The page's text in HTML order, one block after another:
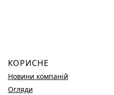
КОРИСНЕ
Новини компаній
Огляди